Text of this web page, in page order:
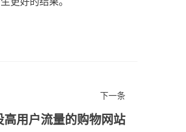
下一条
用户流量的购物网站?